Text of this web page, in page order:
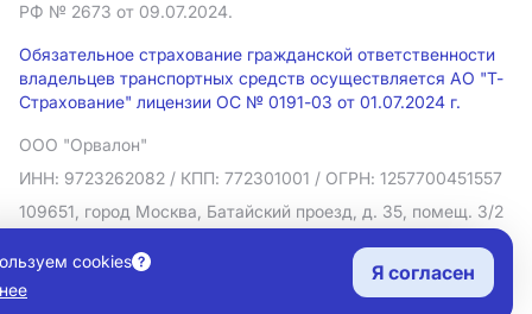
РФ № 2673 от 09.07.2024.
Обязательное страхование гражданской ответственности
владельцев транспортных средств осуществляется АО "Т-
Страхование" лицензии ОС № 0191-03 от 01.07.2024 г.
ООО "Орвалон"
ИНН: 9723262082 / КПП: 772301001 / ОГРН: 1257700451557
109651, город Москва, Батайский проезд, д. 35, помещ. 3/2
Политика в отношении обработки персональных данных
Согласие на рекламную рассылку
Правовая информация
cookies
Я согласен